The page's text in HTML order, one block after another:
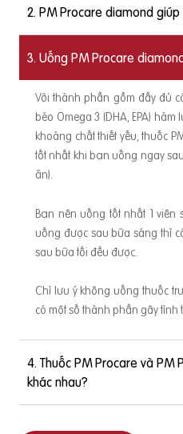
2. PM Procare diamond
3. Uống PM Procare
Với thành phần gồm đầy đủ
béo Omega 3 (DHA, EPA)
khoáng chất thiết yếu, thuốc
tốt nhất khi bạn uống ngay
ăn).
Bạn nên uống tốt nhất 1
uống được sau bữa sáng thì
sau bữa tối đều được.
Chỉ lưu ý không uống thuốc
có một số thành phần gây
4. Thuốc PM Procare và PM
khác nhau?